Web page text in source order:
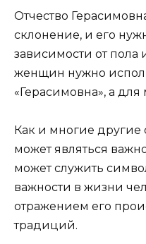
Отчество
склонение, и его
зависимости от
женщин нужно
«Герасимовна», а
Как и многие другие
может являться
может служить
важности в жизни
отражением его
традиций.